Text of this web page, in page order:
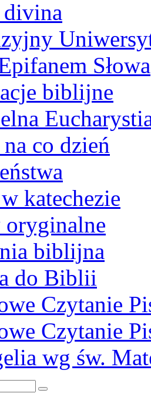
Słowa
biblijne
na co dzień
katechezie
oryginalne
biblijna
do Biblii
Czytanie
Czytanie
wg św.